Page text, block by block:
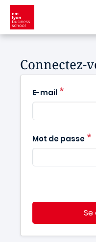
Aller au contenu principal
Connectez-
E-mail
Mot de passe